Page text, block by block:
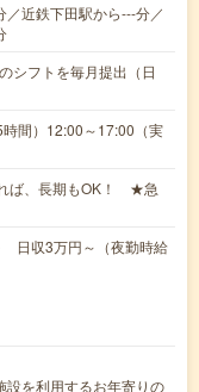
近鉄下田駅から---分／
シフトを毎月提出（日
間）12:00～17:00（実
ば、長期もOK！ ★急
日収3万円～（夜勤時給
設を利用するお年寄りの